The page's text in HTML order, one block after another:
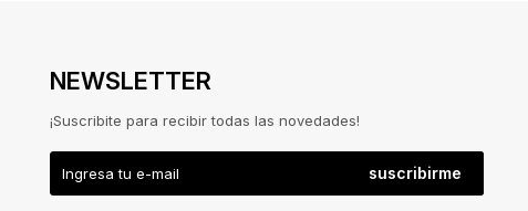
NEWSLETTER
¡Suscribite para recibir todas las novedades!
suscribirme